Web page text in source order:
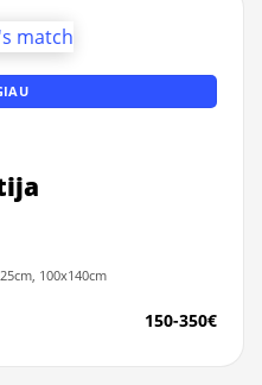
100x140cm
150-350€